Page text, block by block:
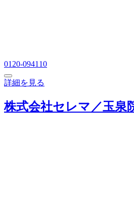
0120-094110
詳細を見る
株式会社セレマ／玉泉